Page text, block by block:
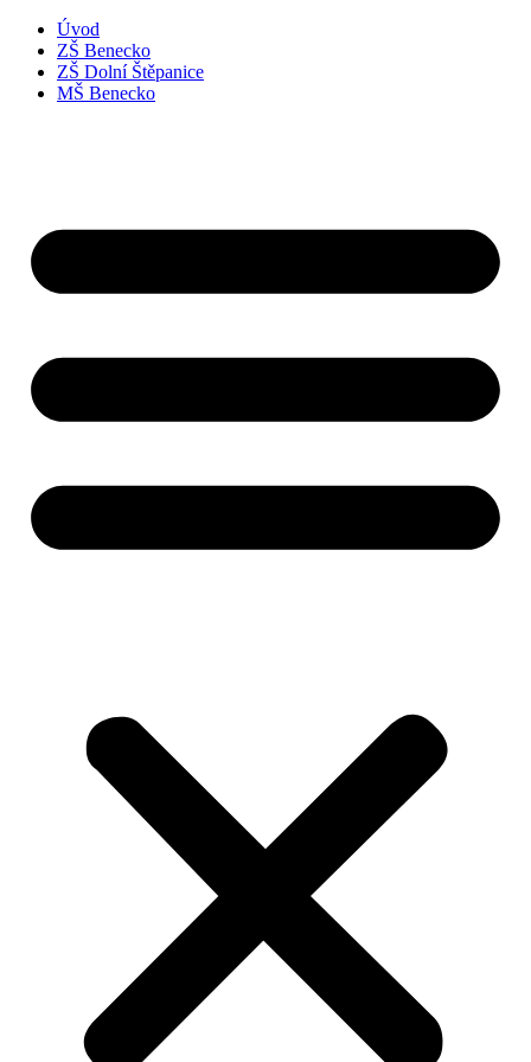
Úvod
ZŠ Benecko
ZŠ Dolní Štěpanice
MŠ Benecko